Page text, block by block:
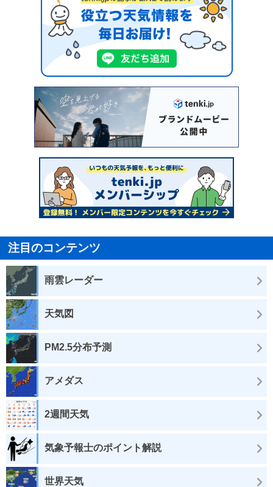
注目のコンテンツ
雨雲レーダー
天気図
PM2.5分布予測
アメダス
2週間天気
気象予報士のポイント解説
世界天気